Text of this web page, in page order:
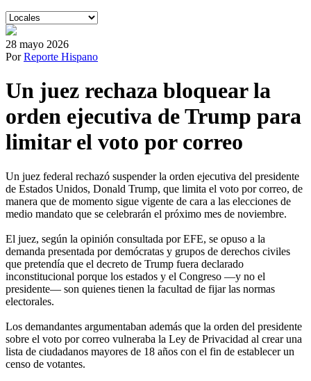
28 mayo 2026
PorReporte Hispano
Un juez rechaza bloquear la
orden ejecutiva de Trump para
limitar el voto por correo
Un juez federal rechazó suspender la orden ejecutiva del presidente
de Estados Unidos, Donald Trump, que limita el voto por correo, de
manera que de momento sigue vigente de cara a las elecciones de
medio mandato que se celebrarán el próximo mes de noviembre.
El juez, según la opinión consultada por EFE, se opuso a la
demanda presentada por demócratas y grupos de derechos civiles
que pretendía que el decreto de Trump fuera declarado
inconstitucional porque los estados y el Congreso —y no el
presidente— son quienes tienen la facultad de fijar las normas
electorales.
Los demandantes argumentaban además que la orden del presidente
sobre el voto por correo vulneraba la Ley de Privacidad al crear una
lista de ciudadanos mayores de 18 años con el fin de establecer un
censo de votantes.